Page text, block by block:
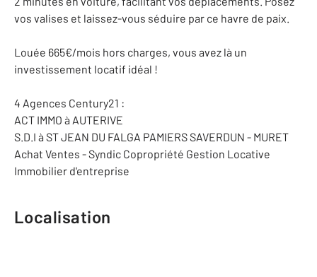
vos valises et laissez-vous séduire par ce havre de paix.
Louée 665€/mois hors charges, vous avez là un
investissement locatif idéal !
4 Agences Century21 :
ACT IMMO à AUTERIVE
S.D.I à ST JEAN DU FALGA PAMIERS SAVERDUN - MURET
Achat Ventes - Syndic Copropriété Gestion Locative
Immobilier d'entreprise
Localisation